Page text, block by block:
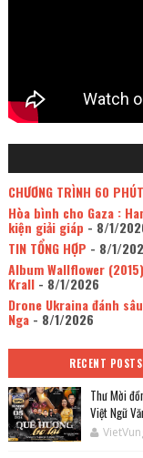
CHƯƠNG TRÌNH 60 PHÚT
Hòa bình cho Gaza :
kiện giải giáp - 8/1/
TIN TỔNG HỢP - 8/1/
Album Wallflower
Krall- 8/1/2026
Drone Ukraina đánh
Nga- 8/1/2026
RECENT POSTS
Thư Mời
Việt Ngữ